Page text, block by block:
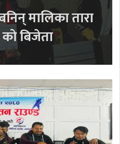
मालिका तारा
बिजेता